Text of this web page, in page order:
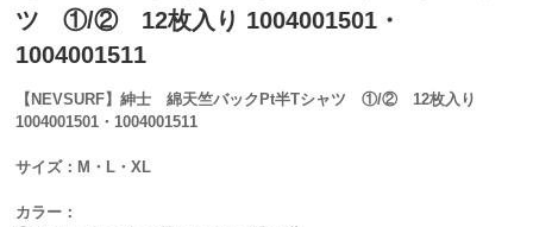
ツ ①/② 12枚入り 1004001501・
1004001511
【NEVSURF】紳士 綿天竺バックPt半Tシャツ ①/② 12枚入り
1004001501・1004001511
サイズ：M・L・XL
カラー：